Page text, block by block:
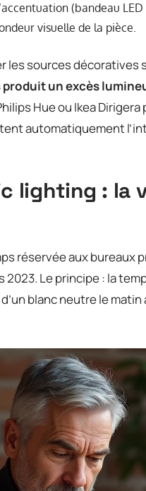
(bandeau
visuelle de la pièce.
les sources décoratives
un excès
Hue ou Ikea
automatiquement
lighting : la
réservée aux bureaux
Le principe : la
blanc neutre le